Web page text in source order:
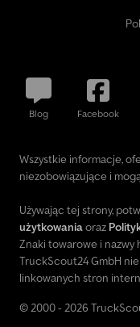
Blog Facebook
Wszystkie informacje,
niezobowiązujące i
Używając tej strony,
użytkowaniaoraz
Znaki towarowe i nazwy
TruckScout24 GmbH
linkowanych stron
© 2000 - 2026